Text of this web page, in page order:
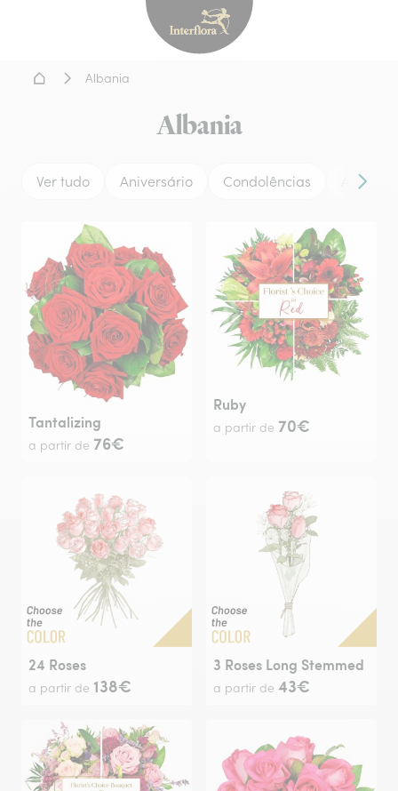
Interflora - entrega de
Home
Albania
Albania
Ver tudo Aniversário Condolências Amor
Tantalizing
a partir de 76€
Ruby
a partir de 70€
24 Roses
a partir de 138€
3 Roses Long Stemmed
a partir de 43€